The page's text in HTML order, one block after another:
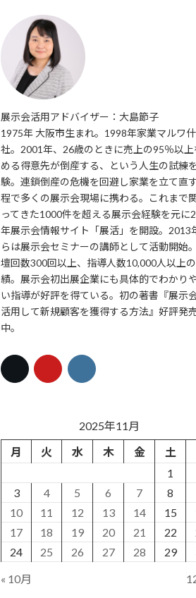
展示会活用アドバイザー：大島節子
1975年 大阪市生まれ。1998年家業マルワ
社。2001年、26歳のときに売上の95％以上
める得意先が倒産する、という人生の試練
験。連鎖倒産の危機を回避し家業を立て直
程で多くの展示会現場に携わる。これまで
ってきた1000件を超える展示会経験を元に
年展示会情報サイト「展活」を開設。2013
らは展示会セミナーの講師として活動開始
壇回数300回以上、指導人数10,000人以上
績。展示会初出展企業にも具体的でわかり
い指導が好評を得ている。初の著書『展示
活用して新規顧客を獲得する方法』好評発
中。
2025年11月
月
火 水 木 金 土
1
3
4 5 6 7 8
10
11 12 13 14 15
17
18 19 20 21 22
24
25 26 27 28 29
« 10月